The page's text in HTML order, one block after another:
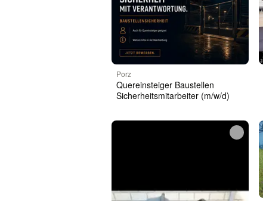
Porz
Quereinsteiger Baustellen
Sicherheitsmitarbeiter (m/w/d)